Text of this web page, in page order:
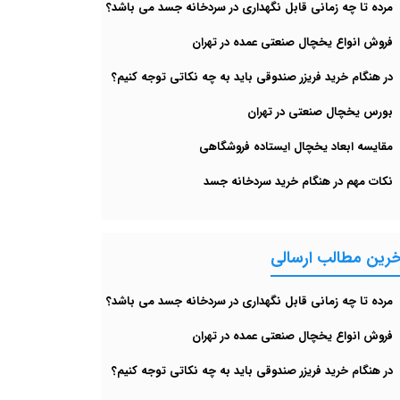
مرده تا چه زمانی قابل نگهداری در سردخانه جسد می باشد؟
فروش انواع یخچال صنعتی عمده در تهران
در هنگام خرید فریزر صندوقی باید به چه نکاتی توجه کنیم؟
بورس یخچال صنعتی در تهران
مقایسه ابعاد یخچال ایستاده فروشگاهی
نکات مهم در هنگام خرید سردخانه جسد
مطالب ارسالی
مرده تا چه زمانی قابل نگهداری در سردخانه جسد می باشد؟
فروش انواع یخچال صنعتی عمده در تهران
در هنگام خرید فریزر صندوقی باید به چه نکاتی توجه کنیم؟